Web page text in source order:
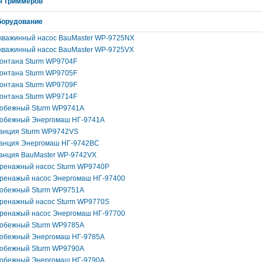
насос BauMaster WP-9725NX
насос BauMaster WP-9725VX
Sturm WP9704F
Sturm WP9705F
Sturm WP9709F
Sturm WP9714F
Sturm WP9741A
Энергомаш НГ-9741А
Sturm WP9742VS
Энергомаш НГ-9742ВС
BauMaster WP-9742VX
насос Sturm WP9740P
насос Энергомаш НГ-97400
Sturm WP9751A
насос Sturm WP9770S
насос Энергомаш НГ-97700
Sturm WP9785A
Энергомаш НГ-9785А
Sturm WP9790A
Энергомаш НГ-9790А